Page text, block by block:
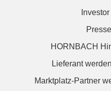
HORNBACH
Lieferant
Marktplatz-Partner